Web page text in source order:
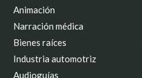
Animación
Narración médica
Bienes raíces
Industria automotriz
Audioguías